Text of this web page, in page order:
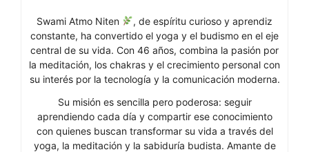
Swami Atmo Niten
, de espíritu curioso y aprendiz
constante, ha convertido el yoga y el budismo en el eje
central de su vida. Con 46 años, combina la pasión por
la meditación, los chakras y el crecimiento personal con
su interés por la tecnología y la comunicación moderna.
Su misión es sencilla pero poderosa: seguir
aprendiendo cada día y compartir ese conocimiento
con quienes buscan transformar su vida a través del
yoga, la meditación y la sabiduría budista. Amante de